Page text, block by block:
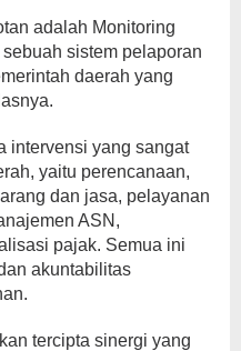
adalah Monitoring
sistem pelaporan
daerah yang
intervensi yang sangat
yaitu perencanaan,
dan jasa, pelayanan
ASN,
pajak. Semua ini
akuntabilitas
tercipta sinergi yang